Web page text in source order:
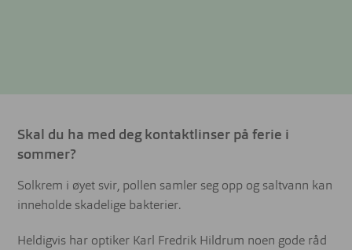
Skal du ha med deg kontaktlinser på ferie i
sommer?
Solkrem i øyet svir, pollen samler seg opp og saltvann kan
inneholde skadelige bakterier.
Heldigvis har optiker Karl Fredrik Hildrum noen gode råd